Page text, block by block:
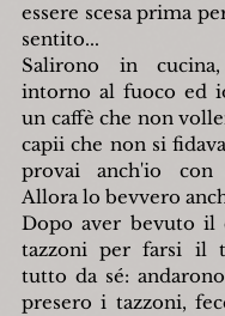
essere scesa prima
sentito...
Salirono in
intorno al fuoco ed
un caffè che non
capii che non si
provai anch'io con
Allora lo bevvero
Dopo aver bevuto il
tazzoni per farsi il
tutto da sé:
presero i tazzoni,